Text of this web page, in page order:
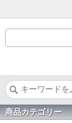
商品カテゴリー